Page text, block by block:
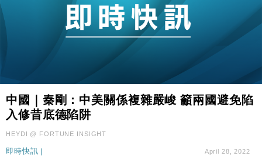
中國｜秦剛：中美關係複雜嚴峻 籲兩國避免陷
入修昔底德陷阱
HEYDI @ FORTUNE INSIGHT
即時快訊 | April 28, 2022